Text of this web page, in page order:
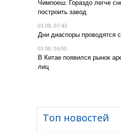
Чимпоеш: Гораздо легче
построить завод
03.08, 07:43
Дни диаспоры проводятся
03.08, 06:00
В Китае появился рынок
лиц
Топ новостей